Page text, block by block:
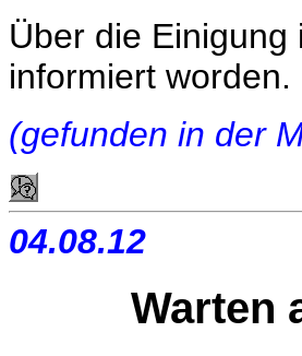
Über die
informiert worden.
(gefunden in der
04.08.12
Warten